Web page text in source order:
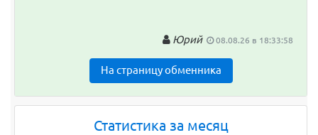
Юрий 08.08.26 в 18:33:58
На страницу обменника
Статистика за месяц